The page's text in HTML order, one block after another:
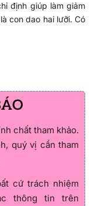
định giúp làm giảm
con dao hai lưỡi. Có
chất tham khảo.
quý vị cần tham
cứ trách nhiệm
thông tin trên